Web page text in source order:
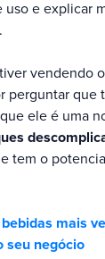
uso e explicar
vendendo o
perguntar que
ele é uma
tem o
mais
seu negócio